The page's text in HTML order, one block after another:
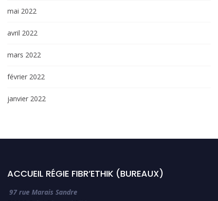
mai 2022
avril 2022
mars 2022
février 2022
janvier 2022
ACCUEIL RÉGIE FIBR’ETHIK (BUREAUX)
97 rue Marais Sandre